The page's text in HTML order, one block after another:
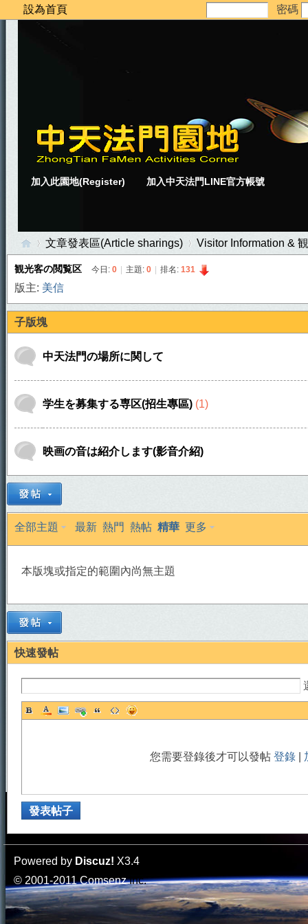
設為首頁 密碼
加入此園地(Register) 加入中天法門LINE官方帳號
中
天
法
門
»
文章發表區(Article sharings)
›
Visitor Information &
観光客の閲覧区 今日: 0 主題: 0 排名: 131
版主: 美信
子版塊
中天法門の場所に関して
学生を募集する専区(招生專區) (1)
映画の音は紹介します(影音介紹)
全部主題 最新 熱門 熱帖 精華 更多
本版塊或指定的範圍內尚無主題
快速發帖
您需要登錄後才可以發帖 登錄
發表帖子
Powered by Discuz! X3.4
© 2001-2011ComsenzInc.